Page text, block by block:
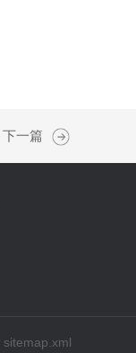
下一篇
sitemap.xml